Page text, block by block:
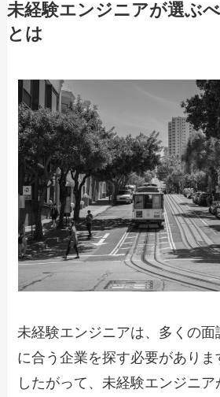
未経験エンジニアが選ぶ
とは
未経験エンジニアは、多くの
に合う企業を探す必要がありま
したがって、未経験エンジニ